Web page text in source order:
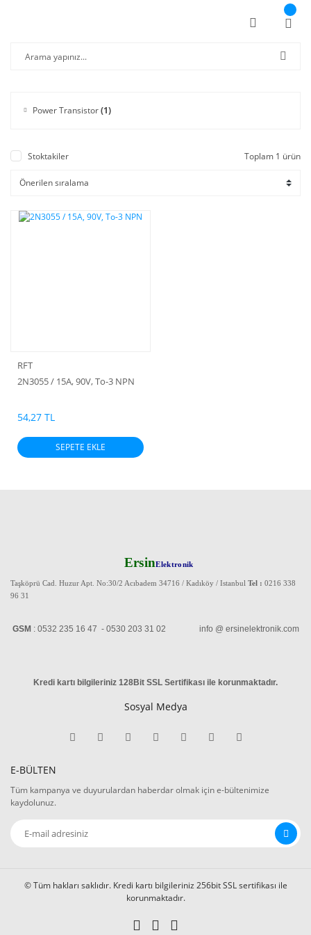
Power Transistor(1)
Stoktakiler Toplam 1 ürün
RFT
2N3055 / 15A, 90V, To-3 NPN
54,27 TL
SEPETE EKLE
ErsinElektronik
Taşköprü Cad. Huzur Apt. No:30/2 Acıbadem 34716 / Kadıköy / Istanbul Tel : 0216 338
96 31
GSM : 0532 235 16 47 - 0530 203 31 02 info @ ersinelektronik.com
Kredi kartı bilgileriniz 128Bit SSL Sertifikası ile korunmaktadır.
Sosyal Medya
E-BÜLTEN
Tüm kampanya ve duyurulardan haberdar olmak için e-bültenimize
kaydolunuz.
© Tüm hakları saklıdır. Kredi kartı bilgileriniz 256bit SSL sertifikası ile
korunmaktadır.